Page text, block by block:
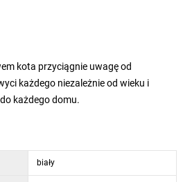
kota przyciągnie uwagę od
każdego niezależnie od wieku i
każdego domu.
biały